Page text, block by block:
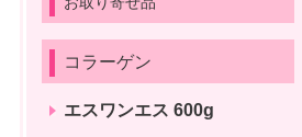
コラーゲン
エスワンエス 600g